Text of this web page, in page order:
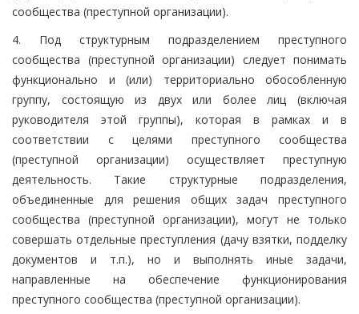
сообщества (преступной организации).
4. Под структурным подразделением преступного
сообщества (преступной организации) следует понимать
функционально и (или) территориально обособленную
группу, состоящую из двух или более лиц (включая
руководителя этой группы), которая в рамках и в
соответствии с целями преступного сообщества
(преступной организации) осуществляет преступную
деятельность. Такие структурные подразделения,
объединенные для решения общих задач преступного
сообщества (преступной организации), могут не только
совершать отдельные преступления (дачу взятки, подделку
документов и т.п.), но и выполнять иные задачи,
направленные на обеспечение функционирования
преступного сообщества (преступной организации).